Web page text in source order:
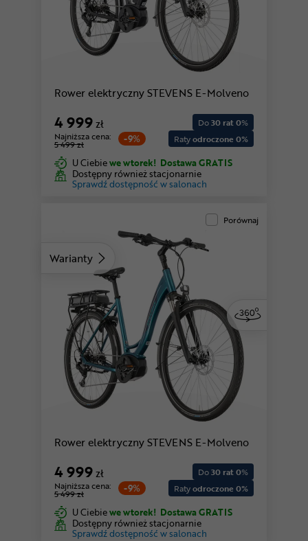
niebieski | Low
Rower elektryczny STEVENS E-Molveno
4 999zł
-9%
Najniższa cena:
5 499 zł
Do30 rat 0%
Ratyodroczone 0%
U Ciebiewe wtorek! Dostawa GRATIS
Dostępny również stacjonarnie
Sprawdź dostępność w salonach
Warianty
niebieski | Low
Porównaj
Rower elektryczny STEVENS E-Molveno
4 999zł
-9%
Najniższa cena:
5 499 zł
Do30 rat 0%
Ratyodroczone 0%
U Ciebiewe wtorek! Dostawa GRATIS
Dostępny również stacjonarnie
Sprawdź dostępność w salonach